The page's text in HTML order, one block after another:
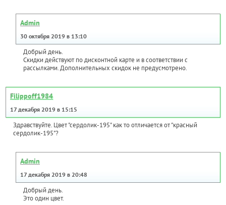
Admin
30 октября 2019 в 13:10
Добрый день.
Скидки действуют по дисконтной карте и в соответствии с
рассылками. Дополнительных скидок не предусмотрено.
Filippoff1984
17 декабря 2019 в 15:15
Здравствуйте. Цвет "сердолик-195" как то отличается от "красный
сердолик-195"?
Admin
17 декабря 2019 в 20:48
Добрый день.
Это один цвет.